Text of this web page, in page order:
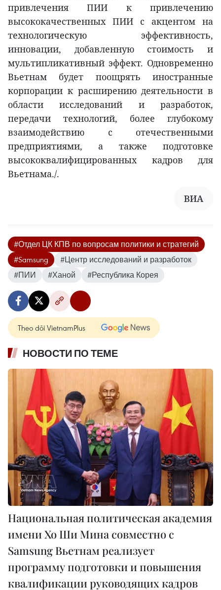
привлечения ПИИ к привлечению
высококачественных ПИИ с акцентом на
технологическую эффективность,
инновации, добавленную стоимость и
мультипликативный эффект. Одновременно
Вьетнам будет поощрять иностранные
корпорации к расширению деятельности в
области исследований и разработок,
передачи технологий, более глубокому
взаимодействию с отечественными
предприятиями, а также подготовке
высококвалифицированных кадров для
Вьетнама./.
ВИА
#Отдел ЦК КПВ по вопросам политики и стратегий
#Samsung
#Центр исследований и разработок
#ПИИ
#Ханой #Республика Корея
Theo dõi VietnamPlus
НОВОСТИ ПО ТЕМЕ
Национальная политическая академия
имени Хо Ши Мина совместно с
Samsung Вьетнам реализует
программу подготовки и повышения
квалификации руководящих кадров